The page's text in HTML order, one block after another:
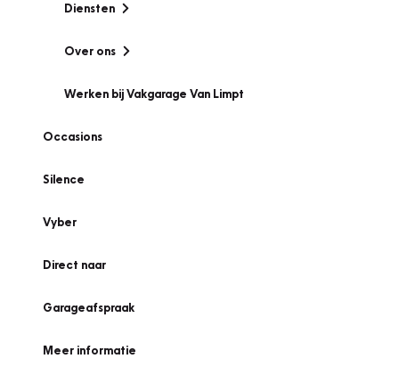
Diensten
Over ons
Werken bij Vakgarage Van Limpt
Occasions
Silence
Vyber
Direct naar
Garageafspraak
Meer informatie